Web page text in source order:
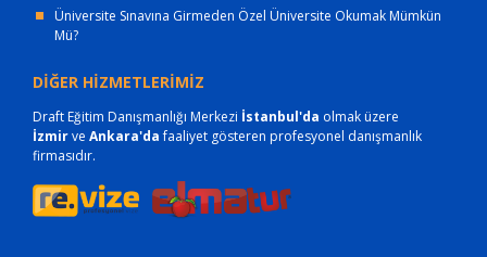
Üniversite Sınavına Girmeden Özel Üniversite Okumak Mümkün
Mü?
DİĞER HİZMETLERİMİZ
Draft Eğitim Danışmanlığı Merkezi İstanbul'da olmak üzere
İzmirve Ankara'dafaaliyet gösteren profesyonel danışmanlık
firmasıdır.